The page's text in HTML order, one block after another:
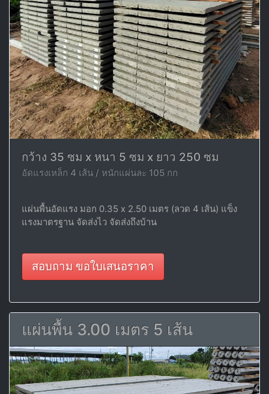
กว้าง 35 ซม x หนา 5 ซม x ยาว 250 ซม
อัดแรงเหล็ก 4 เส้น / หนักแผ่นละ 105 กก
แผ่นพื้นอัดแรง มอก 0.35 x 2.50 เมตร (ลวด 4 เส้น) แข็ง
แรงมาตรฐาน จัดส่งไว จัดส่งถึงบ้าน
สอบถาม ขอใบเสนอราคา
แผ่นพื้น 3.00 เมตร 5 เส้น